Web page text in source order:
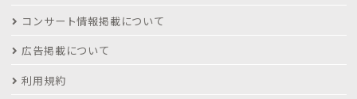
コンサート情報掲載について
広告掲載について
利用規約